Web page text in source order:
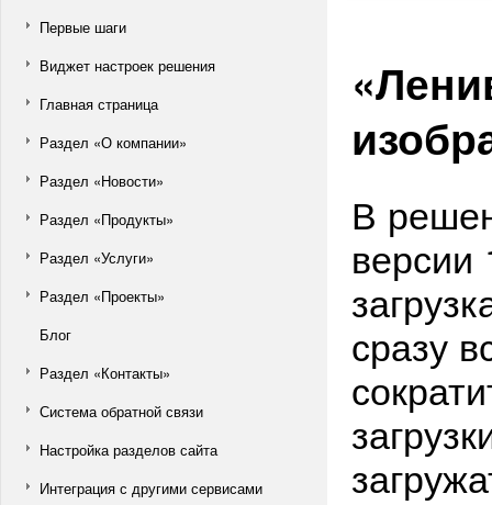
Первые шаги
Виджет настроек решения
Главная страница
Раздел «О компании»
Раздел «Новости»
Раздел «Продукты»
Раздел «Услуги»
Раздел «Проекты»
Блог
Раздел «Контакты»
Система обратной связи
Настройка разделов сайта
Интеграция с другими сервисами
В
версии
сразу